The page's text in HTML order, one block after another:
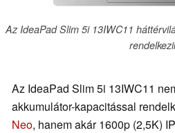
Az IdeaPad Slim 5i 13IWC11
Az IdeaPad Slim 5i 13IWC11
akkumulátor-kapacitással
Neo, hanem akár 1600p (2,5K)